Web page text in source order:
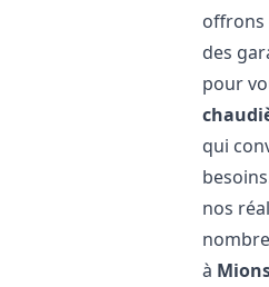
offrons
des
pour
qui
nos
à